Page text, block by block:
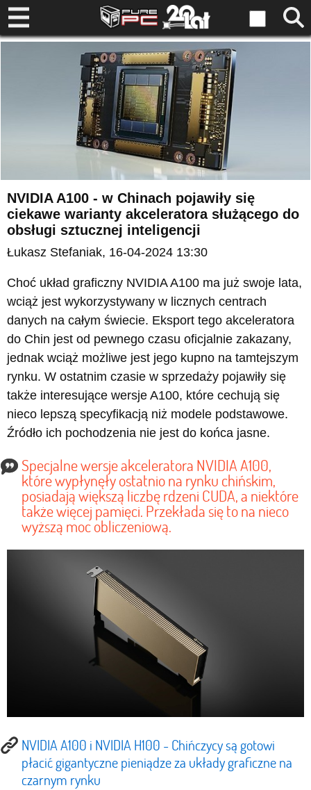
NVIDIA A100 - w Chinach pojawiły się
ciekawe warianty akceleratora służącego do
obsługi sztucznej inteligencji
Łukasz Stefaniak, 16-04-2024 13:30
Choć układ graficzny NVIDIA A100 ma już swoje lata,
wciąż jest wykorzystywany w licznych centrach
danych na całym świecie. Eksport tego akceleratora
do Chin jest od pewnego czasu oficjalnie zakazany,
jednak wciąż możliwe jest jego kupno na tamtejszym
rynku. W ostatnim czasie w sprzedaży pojawiły się
także interesujące wersje A100, które cechują się
nieco lepszą specyfikacją niż modele podstawowe.
Źródło ich pochodzenia nie jest do końca jasne.
Specjalne wersje akceleratora NVIDIA A100,
które wypłynęły ostatnio na rynku chińskim,
posiadają większą liczbę rdzeni CUDA, a niektóre
także więcej pamięci. Przekłada się to na nieco
wyższą moc obliczeniową.
NVIDIA A100 i NVIDIA H100 - Chińczycy są gotowi
płacić gigantyczne pieniądze za układy graficzne na
czarnym rynku